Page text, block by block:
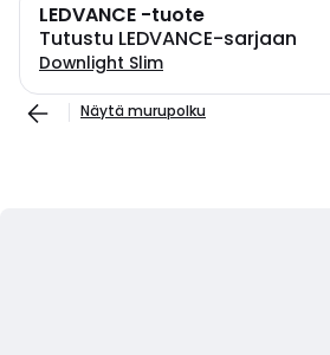
LEDVANCE -tuote
Tutustu LEDVANCE-sarjaan
Downlight Slim
Näytä murupolku